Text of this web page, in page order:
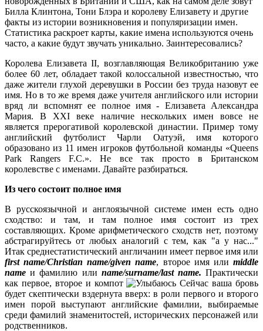
Билла Клинтона, Тони Блэра и королеву Елизавету и другие
факты из истории возникновения и популяризации имен.
Статистика раскроет карты, какие имена используются очень
часто, а какие будут звучать уникально. Заинтересовались?
Королева Елизавета II, возглавляющая Великобританию уже
более 60 лет, обладает такой колоссальной известностью, что
даже жители глухой деревушки в России без труда назовут ее
имя. Но в то же время даже учителя английского или истории
вряд ли вспомнят ее полное имя - Елизавета Александра
Мария. В XXI веке наличие нескольких имен вовсе не
является прерогативой королевской династии. Пример тому
английский футболист Чарли Оатуэй, имя которого
образовано из 11 имен игроков футбольной команды «Queens
Park Rangers F.C.». Не все так просто в Британском
королевстве c именами. Давайте разбираться.
Из чего состоит полное имя
В русскоязычной и англоязычной системе имен есть одно
сходство: и там, и там полное имя состоит из трех
составляющих. Кроме арифметического сходств нет, поэтому
абстрагируйтесь от любых аналогий c тем, как "а у нас..."
Итак среднестатистический англичанин имеет первое имя или
first name/Christian name/given name, второе имя илиmiddle
name и фамилию или name/surname/last name. Практически
как первое, второе и компот
Сейчас ваша бровь
будет скептически вздернута вверх: в роли первого и второго
имен порой выступают английские фамилии, выбираемые
среди фамилий знаменитостей, исторических персонажей или
родственников.